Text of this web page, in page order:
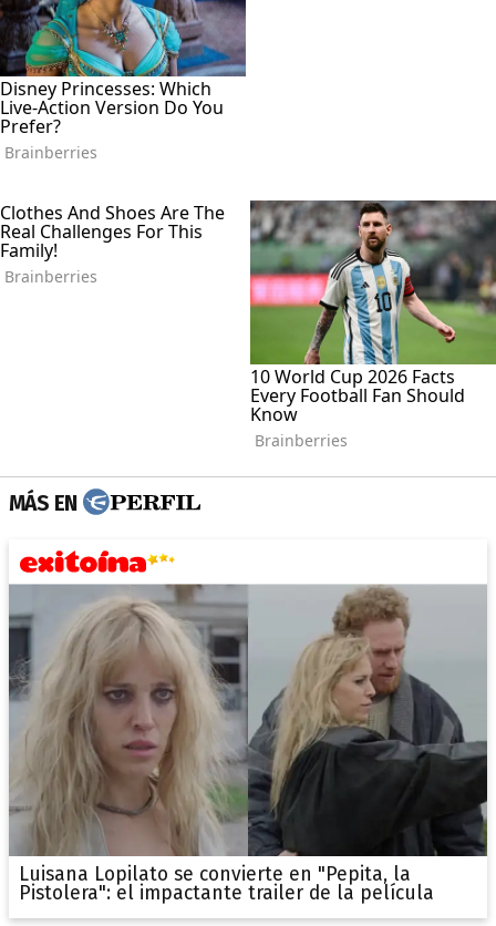
MÁS EN
Luisana Lopilato se convierte en "Pepita, la
Pistolera": el impactante trailer de la película